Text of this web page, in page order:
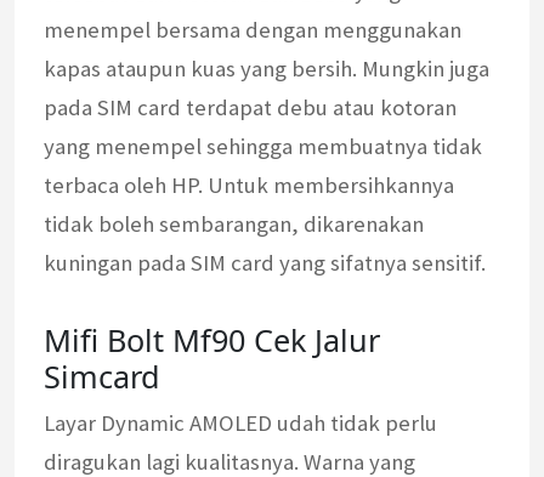
menempel bersama dengan menggunakan
kapas ataupun kuas yang bersih. Mungkin juga
pada SIM card terdapat debu atau kotoran
yang menempel sehingga membuatnya tidak
terbaca oleh HP. Untuk membersihkannya
tidak boleh sembarangan, dikarenakan
kuningan pada SIM card yang sifatnya sensitif.
Mifi Bolt Mf90 Cek Jalur
Simcard
Layar Dynamic AMOLED udah tidak perlu
diragukan lagi kualitasnya. Warna yang